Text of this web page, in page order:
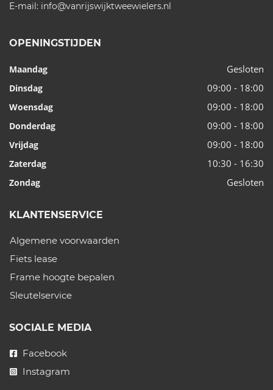
E-mail: info@vanrijswijktweewielers.nl
OPENINGSTIJDEN
Maandag Gesloten
Dinsdag 09:00 - 18:00
Woensdag 09:00 - 18:00
Donderdag 09:00 - 18:00
Vrijdag 09:00 - 18:00
Zaterdag 10:30 - 16:30
Zondag Gesloten
KLANTENSERVICE
Algemene voorwaarden
Fiets lease
Frame hoogte bepalen
Sleutelservice
SOCIALE MEDIA
Facebook
Instagram